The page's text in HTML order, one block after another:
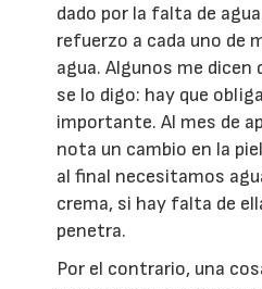
dado por la falta de
refuerzo a cada uno de
agua. Algunos me dicen
se lo digo: hay que
importante. Al mes de
nota un cambio en la
al final necesitamos
crema, si hay falta de
penetra.
Por el contrario, una